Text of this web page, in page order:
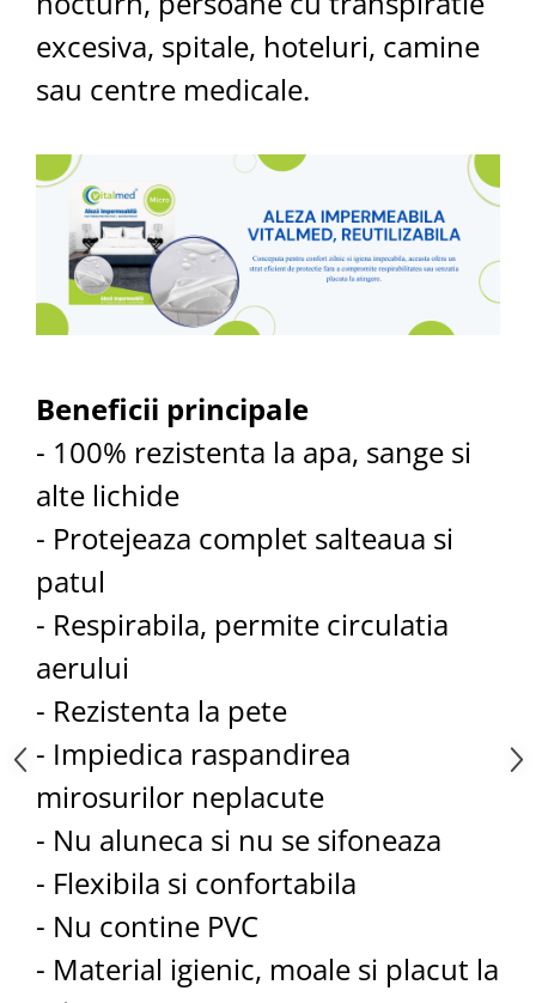
excesiva, spitale, hoteluri, camine
sau centre medicale.
Beneficii principale
- 100% rezistenta la apa, sange si
alte lichide
- Protejeaza complet salteaua si
patul
- Respirabila, permite circulatia
aerului
- Rezistenta la pete
- Impiedica raspandirea
mirosurilor neplacute
- Nu aluneca si nu se sifoneaza
- Flexibila si confortabila
- Nu contine PVC
- Material igienic, moale si placut la